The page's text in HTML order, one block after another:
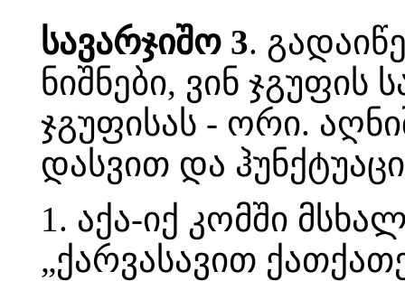
სავარჯიშო 3.
ნიშნები, ვინ ჯგუფის
ჯგუფისას - ორი.
დასვით და
1. აქა-იქ კომში
„ქარვასავით